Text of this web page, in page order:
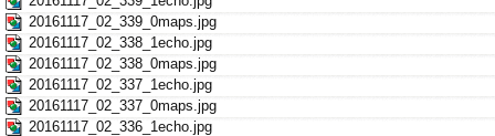
20161117_02_339_0maps.jpg
20161117_02_338_1echo.jpg
20161117_02_338_0maps.jpg
20161117_02_337_1echo.jpg
20161117_02_337_0maps.jpg
20161117_02_336_1echo.jpg